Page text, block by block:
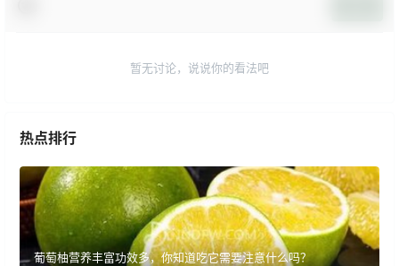
暂无讨论，说说你的看法吧
热点排行
葡萄柚营养丰富功效多，你知道吃它需要注意什么吗？